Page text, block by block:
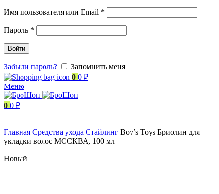
Имя пользователя или Email *
Пароль *
Войти
Забыли пароль?
Запомнить меня
0 0 ₽
Меню
0 0 ₽
Главная Средства ухода Стайлинг Boy’s Toys Бриолин для
укладки волос МОСКВА, 100 мл
Новый